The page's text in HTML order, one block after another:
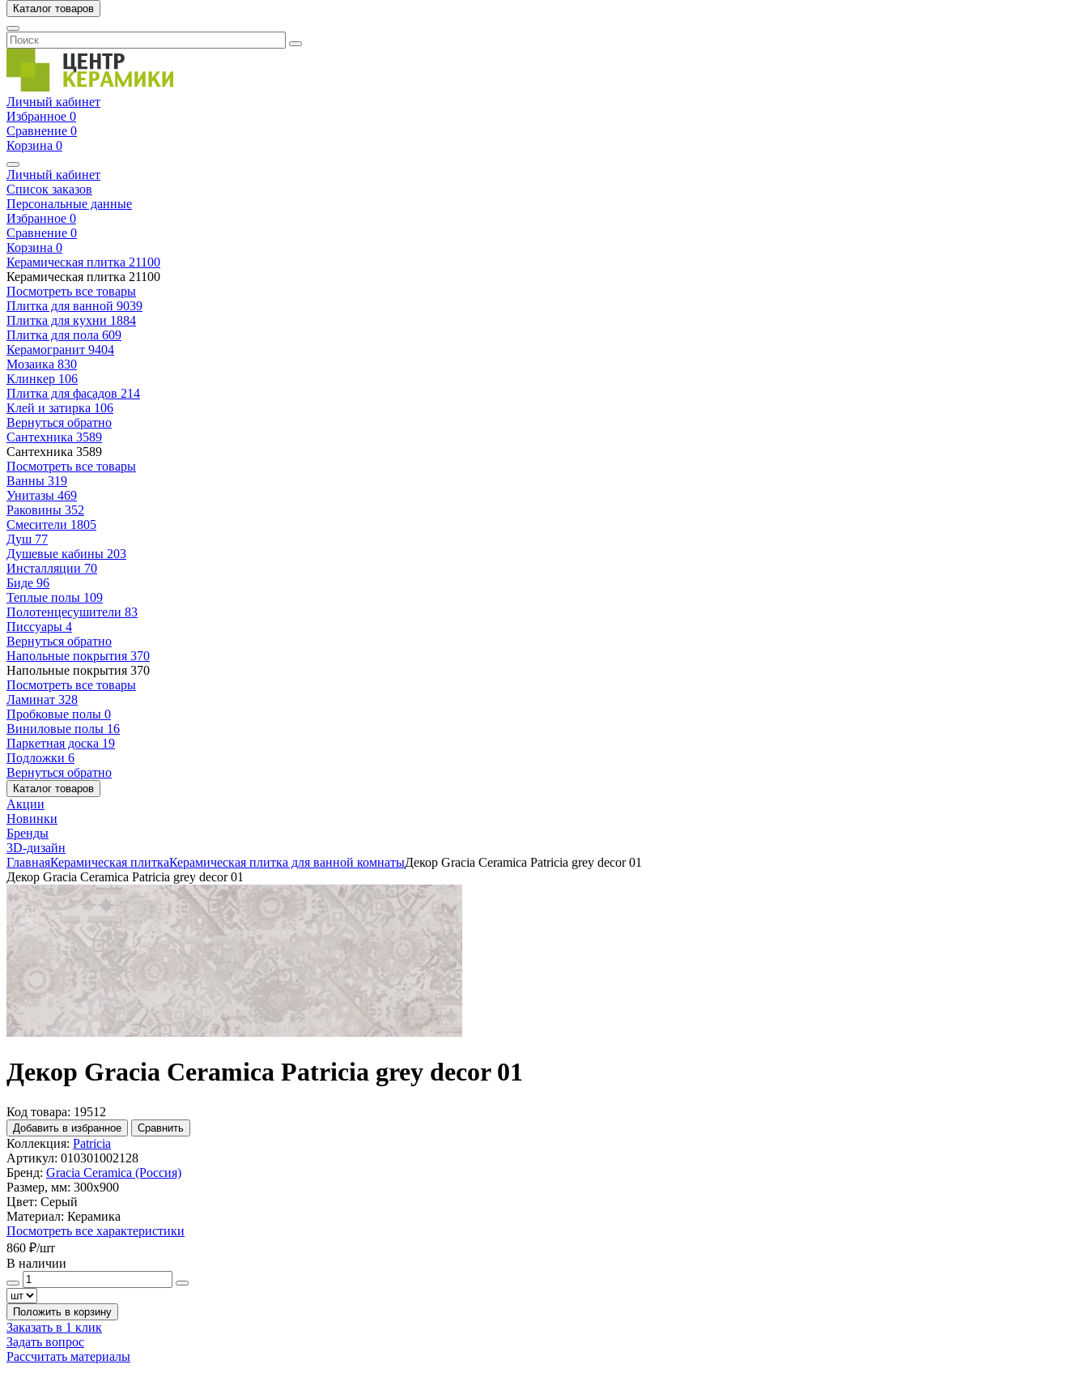
Каталог товаров
Личный кабинет
Избранное 0
Сравнение 0
Корзина 0
Личный кабинет
Список заказов
Персональные данные
Избранное 0
Сравнение 0
Корзина 0
Керамическая плитка 21100
Керамическая плитка 21100
Посмотреть все товары
Плитка для ванной 9039
Плитка для кухни 1884
Плитка для пола 609
Керамогранит 9404
Мозаика 830
Клинкер 106
Плитка для фасадов 214
Клей и затирка 106
Вернуться обратно
Сантехника 3589
Сантехника 3589
Посмотреть все товары
Ванны 319
Унитазы 469
Раковины 352
Смесители 1805
Душ 77
Душевые кабины 203
Инсталляции 70
Биде 96
Теплые полы 109
Полотенцесушители 83
Писсуары 4
Вернуться обратно
Напольные покрытия 370
Напольные покрытия 370
Посмотреть все товары
Ламинат 328
Пробковые полы 0
Виниловые полы 16
Паркетная доска 19
Подложки 6
Вернуться обратно
Каталог товаров
Акции
Новинки
Бренды
3D-дизайн
ГлавнаяКерамическая плиткаКерамическая плитка для ванной комнатыДекор Gracia Ceramica Patricia grey decor 01
Декор Gracia Ceramica Patricia grey decor 01
Декор Gracia Ceramica Patricia grey decor 01
Код товара: 19512
Добавить в избранное Сравнить
Коллекция: Patricia
Артикул: 010301002128
Бренд: Gracia Ceramica (Россия)
Размер, мм: 300x900
Цвет: Серый
Материал: Керамика
Посмотреть все характеристики
860 ₽/шт
В наличии
Положить в корзину
Заказать в 1 клик
Задать вопрос
Рассчитать материалы